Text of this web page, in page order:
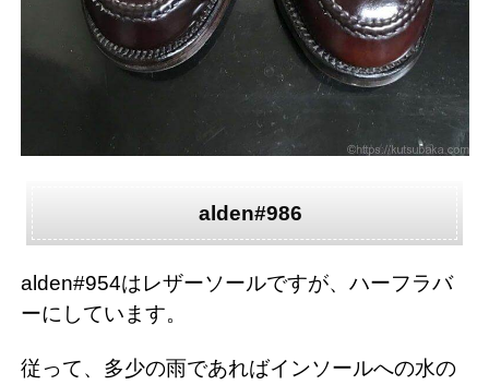
alden#986
alden#954はレザーソールですが、ハーフラバ
ーにしています。
従って、多少の雨であればインソールへの水の